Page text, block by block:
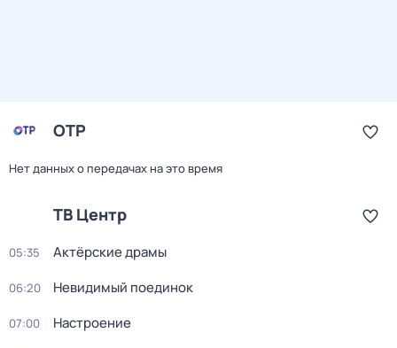
ОТР
Нет данных о передачах на это время
ТВ Центр
05:35 Актёрские драмы
06:20 Невидимый поединок
07:00 Настроение